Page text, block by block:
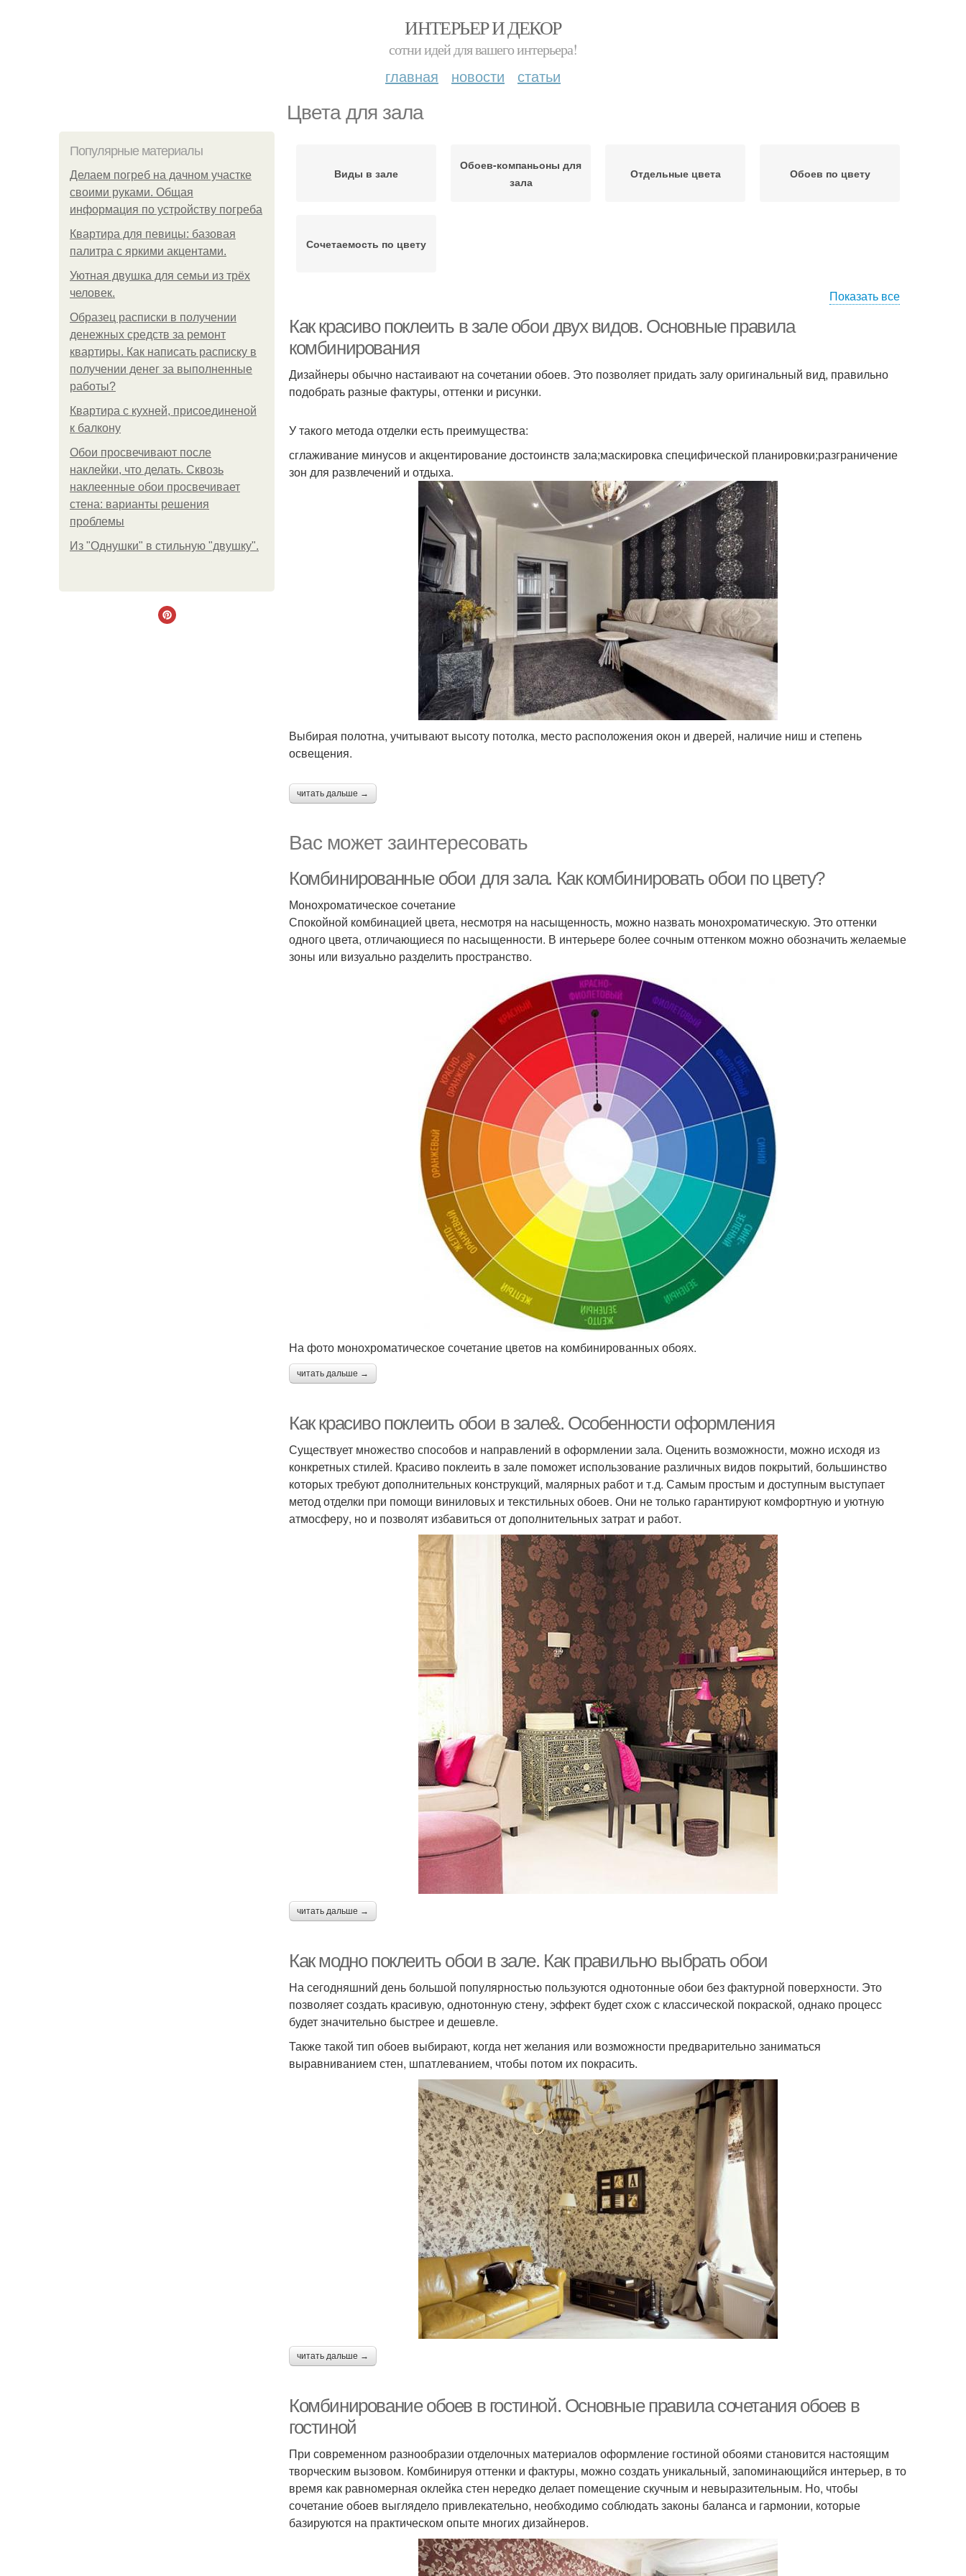
ИНТЕРЬЕР И ДЕКОР
сотни идей для вашего интерьера!
главная новости статьи
Цвета для зала
Популярные материалы
Делаем погреб на дачном участке
своими руками. Общая
информация по устройству погреба
Квартира для певицы: базовая
палитра с яркими акцентами.
Уютная двушка для семьи из трёх
человек.
Образец расписки в получении
денежных средств за ремонт
квартиры. Как написать расписку в
получении денег за выполненные
работы?
Квартира с кухней, присоединеной
к балкону
Обои просвечивают после
наклейки, что делать. Сквозь
наклеенные обои просвечивает
стена: варианты решения
проблемы
Из "Однушки" в стильную "двушку".
Виды в зале
Обоев-компаньоны для
зала
Отдельные цвета Обоев по цвету
Сочетаемость по цвету
Показать все
Как красиво поклеить в зале обои двух видов. Основные правила
комбинирования
Дизайнеры обычно настаивают на сочетании обоев. Это позволяет придать залу оригинальный вид, правильно
подобрать разные фактуры, оттенки и рисунки.
У такого метода отделки есть преимущества:
сглаживание минусов и акцентирование достоинств зала;маскировка специфической планировки;разграничение
зон для развлечений и отдыха.
Выбирая полотна, учитывают высоту потолка, место расположения окон и дверей, наличие ниш и степень
освещения.
читать дальше →
Вас может заинтересовать
Комбинированные обои для зала. Как комбинировать обои по цвету?
Монохроматическое сочетание
Спокойной комбинацией цвета, несмотря на насыщенность, можно назвать монохроматическую. Это оттенки
одного цвета, отличающиеся по насыщенности. В интерьере более сочным оттенком можно обозначить желаемые
зоны или визуально разделить пространство.
На фото монохроматическое сочетание цветов на комбинированных обоях.
читать дальше →
Как красиво поклеить обои в зале&. Особенности оформления
Существует множество способов и направлений в оформлении зала. Оценить возможности, можно исходя из
конкретных стилей. Красиво поклеить в зале поможет использование различных видов покрытий, большинство
которых требуют дополнительных конструкций, малярных работ и т.д. Самым простым и доступным выступает
метод отделки при помощи виниловых и текстильных обоев. Они не только гарантируют комфортную и уютную
атмосферу, но и позволят избавиться от дополнительных затрат и работ.
читать дальше →
Как модно поклеить обои в зале. Как правильно выбрать обои
На сегодняшний день большой популярностью пользуются однотонные обои без фактурной поверхности. Это
позволяет создать красивую, однотонную стену, эффект будет схож с классической покраской, однако процесс
будет значительно быстрее и дешевле.
Также такой тип обоев выбирают, когда нет желания или возможности предварительно заниматься
выравниванием стен, шпатлеванием, чтобы потом их покрасить.
читать дальше →
Комбинирование обоев в гостиной. Основные правила сочетания обоев в
гостиной
При современном разнообразии отделочных материалов оформление гостиной обоями становится настоящим
творческим вызовом. Комбинируя оттенки и фактуры, можно создать уникальный, запоминающийся интерьер, в то
время как равномерная оклейка стен нередко делает помещение скучным и невыразительным. Но, чтобы
сочетание обоев выглядело привлекательно, необходимо соблюдать законы баланса и гармонии, которые
базируются на практическом опыте многих дизайнеров.